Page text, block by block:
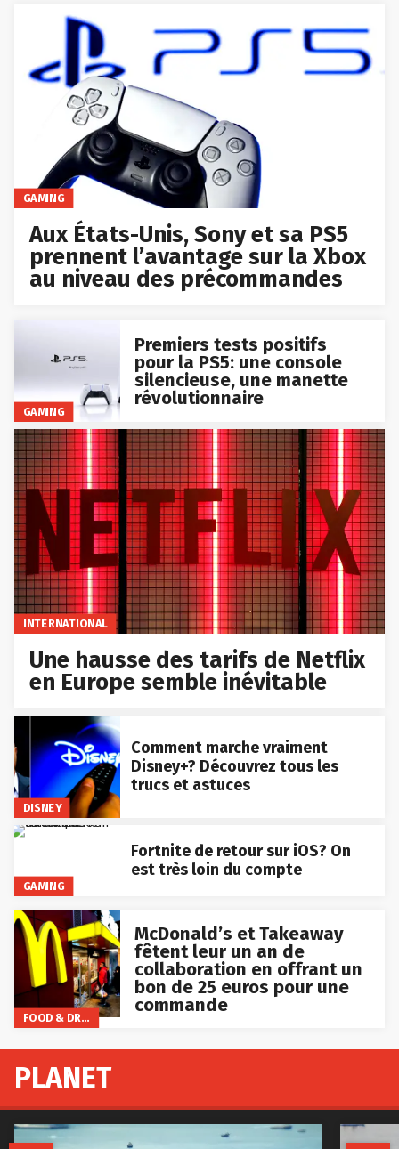
GAMING
Aux États-Unis, Sony et sa PS5
prennent l’avantage sur la Xbox
au niveau des précommandes
GAMING
Premiers tests positifs
pour la PS5: une console
silencieuse, une manette
révolutionnaire
INTERNATIONAL
Une hausse des tarifs de Netflix
en Europe semble inévitable
DISNEY
Comment marche vraiment
Disney+? Découvrez tous les
trucs et astuces
GAMING
Fortnite de retour sur iOS? On
est très loin du compte
FOOD & DRINKS
McDonald’s et Takeaway
fêtent leur un an de
collaboration en offrant un
bon de 25 euros pour une
commande
PLANET